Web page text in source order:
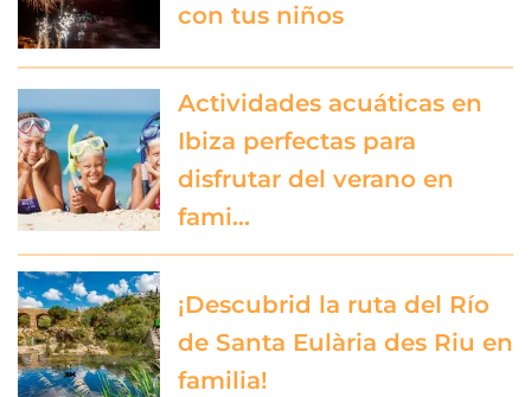
con tus niños
Actividades acuáticas en
Ibiza perfectas para
disfrutar del verano en
fami…
¡Descubrid la ruta del Río
de Santa Eulària des Riu en
familia!